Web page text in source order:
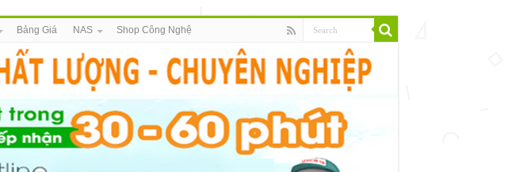
Bảng Giá NAS Shop Công Nghệ